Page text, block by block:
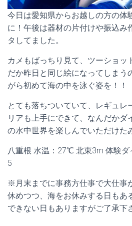
今日は愛知県からお越しの方の体
に！午後は器材の片付けや振込み
タしてました。
カメもばっちり見て、ツーショッ
だか昨日と同じ絵になってしまう
がら初めて海の中を泳ぐ姿を！！
とても落ちついていて、レギュレ
リアも上手にできて、なんだかダ
の水中世界を楽しんでいただけた
八重根 水温：27℃ 北東3m 体験
5
※月末までに事務方仕事で大仕事
休めつつ、海をお休みする日もあ
できない日もありますがご了承下